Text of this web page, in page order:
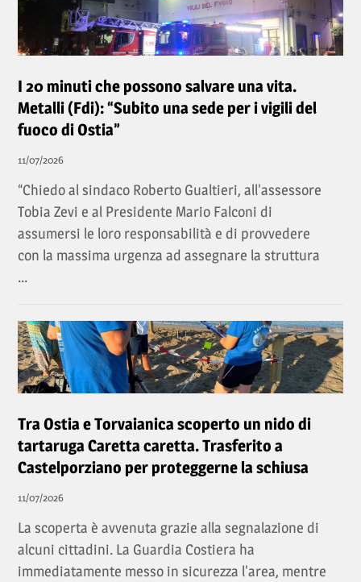
I 20 minuti che possono salvare una vita.
Metalli (Fdi): “Subito una sede per i vigili del
fuoco di Ostia”
11/07/2026
“Chiedo al sindaco Roberto Gualtieri, all'assessore
Tobia Zevi e al Presidente Mario Falconi di
assumersi le loro responsabilità e di provvedere
con la massima urgenza ad assegnare la struttura
...
Tra Ostia e Torvaianica scoperto un nido di
tartaruga Caretta caretta. Trasferito a
Castelporziano per proteggerne la schiusa
11/07/2026
La scoperta è avvenuta grazie alla segnalazione di
alcuni cittadini. La Guardia Costiera ha
immediatamente messo in sicurezza l'area, mentre